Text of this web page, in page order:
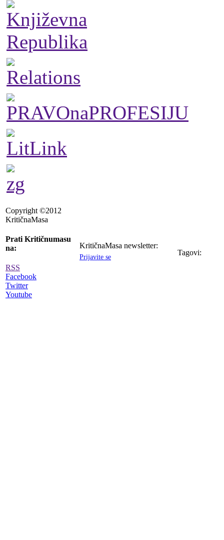
Copyright ©2012
KritičnaMasa
Prati Kritičnumasu
na:
RSS
Facebook
Twitter
Youtube
KritičnaMasa newsletter:
Prijavite se
Tagovi: